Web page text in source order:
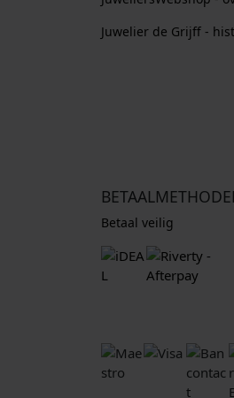
Juwelier de Grijff -
Betaal veilig